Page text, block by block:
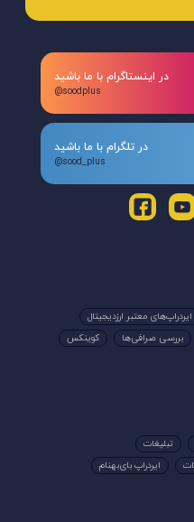
در اینستاگرام با ما باشید
@soodplus
در تلگرام با ما باشید
@sood_plus
ایردراپ‌های معتبر ارزدیجیتال
بررسی صرافی‌ها کوینکس
تبلیغات
ایردراپ بای‌بهنام